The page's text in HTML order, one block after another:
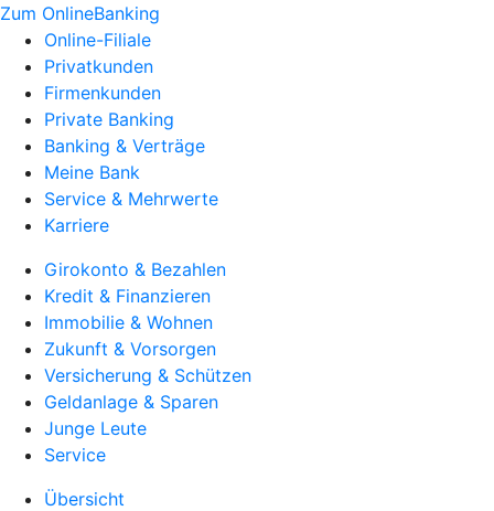
Zum OnlineBanking
Online-Filiale
Privatkunden
Firmenkunden
Private Banking
Banking & Verträge
Meine Bank
Service & Mehrwerte
Karriere
Girokonto & Bezahlen
Kredit & Finanzieren
Immobilie & Wohnen
Zukunft & Vorsorgen
Versicherung & Schützen
Geldanlage & Sparen
Junge Leute
Service
Übersicht